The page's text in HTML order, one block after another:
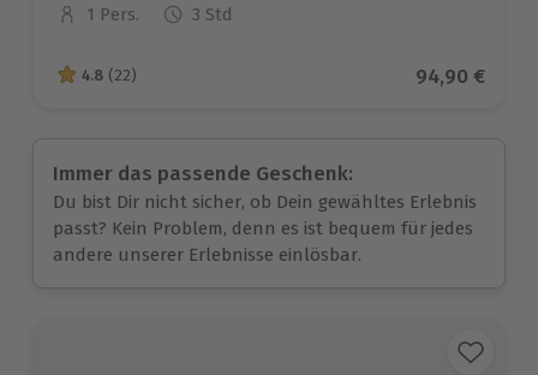
Anzahl der Teilnehmer
1 Pers. 3 Std
4.8 von 5 Sternen basierend auf 22 Bewertungen
4.8 (22) Aktueller
94,90 €
Immer das passende Geschenk:
Du bist Dir nicht sicher, ob Dein gewähltes Erlebnis
passt? Kein Problem, denn es ist bequem für jedes
andere unserer Erlebnisse einlösbar.